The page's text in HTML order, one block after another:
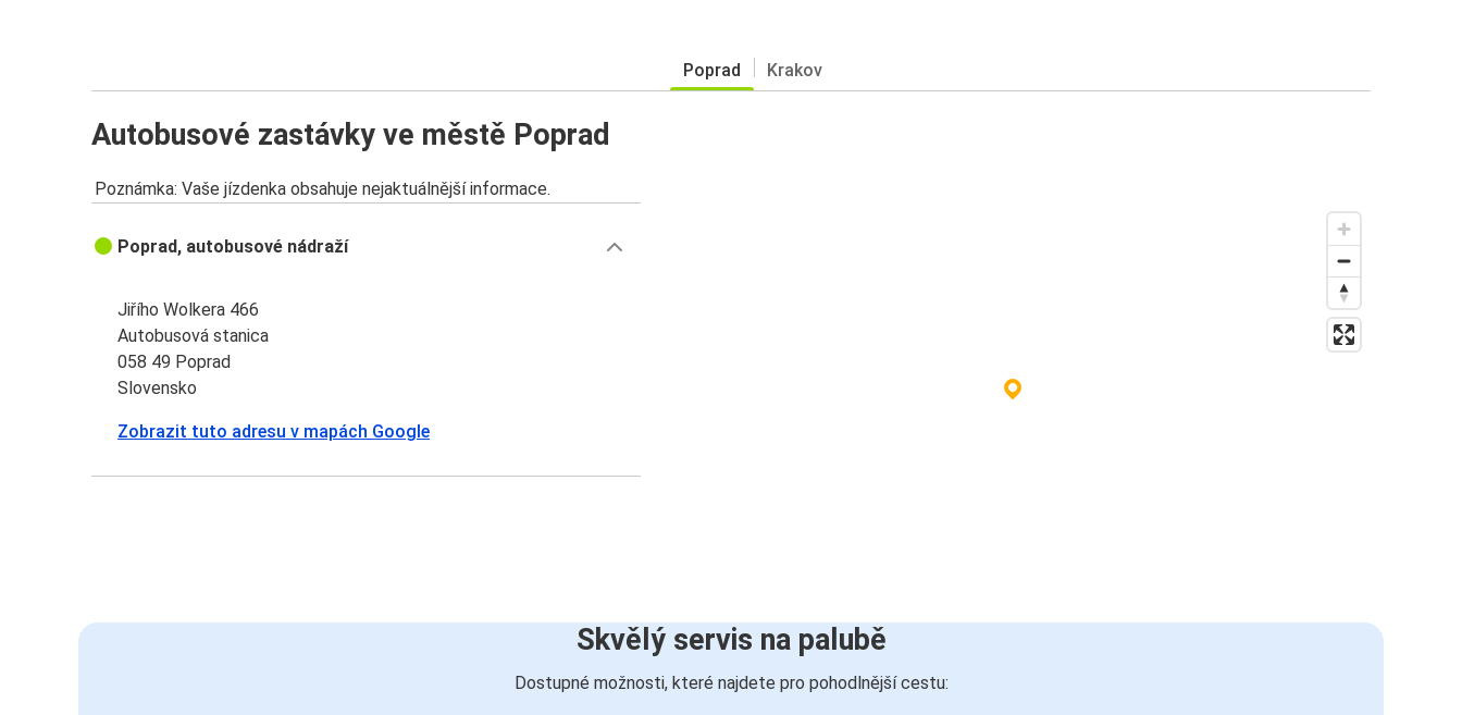
Poprad Krakov
Autobusové zastávky ve městě Poprad
Poznámka: Vaše jízdenka obsahuje nejaktuálnější informace.
Poprad, autobusové nádraží
Jiřího Wolkera 466
Autobusová stanica
058 49 Poprad
Slovensko
Zobrazit tuto adresu v mapách Google
Skvělý servis na palubě
Dostupné možnosti, které najdete pro pohodlnější cestu: